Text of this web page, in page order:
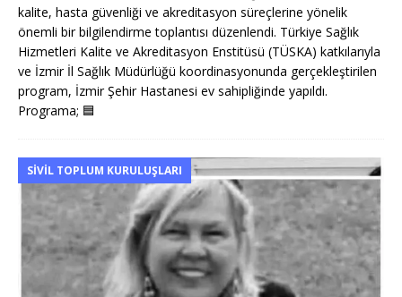
kalite, hasta güvenliği ve akreditasyon süreçlerine yönelik
önemli bir bilgilendirme toplantısı düzenlendi. Türkiye Sağlık
Hizmetleri Kalite ve Akreditasyon Enstitüsü (TÜSKA) katkılarıyla
ve İzmir İl Sağlık Müdürlüğü koordinasyonunda gerçekleştirilen
program, İzmir Şehir Hastanesi ev sahipliğinde yapıldı.
Programa; 🟦
SIVIL TOPLUM KURULUŞLARI